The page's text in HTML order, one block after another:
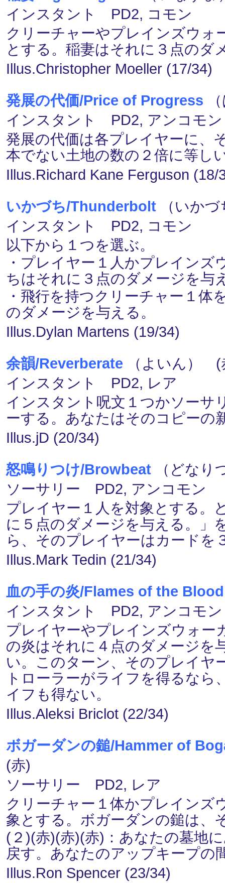
インスタント PD2, コモン
クリーチャーやプレインズウォ
とする。稲妻はそれに３点のダ
Illus.Christopher Moeller (17/34)
発展の代価/Price of Progress
インスタント PD2, アンコモン
発展の代価は各プレイヤーに、
本でない土地の数の２倍に等し
Illus.Richard Kane Ferguson (18/
いかづち/Thunderbolt （いか
インスタント PD2, コモン
以下から１つを選ぶ。
・プレイヤー１人かプレイン
ちはそれに３点のダメージを与
・飛行を持つクリーチャー１
のダメージを与える。
Illus.Dylan Martens (19/34)
余韻/Reverberate （よいん） (
インスタント PD2, レア
インスタント呪文１つかソーサ
ーする。あなたはそのコピーの
Illus.jD (20/34)
怒鳴りつけ/Browbeat （どな
ソーサリー PD2, アンコモン
プレイヤー１人を対象とする。
に５点のダメージを与える。」
ら、そのプレイヤーはカードを
Illus.Mark Tedin (21/34)
血の手の炎/Flames of the
インスタント PD2, アンコモン
プレイヤーやプレインズウォー
の炎はそれに４点のダメージを
い。このターン、そのプレイヤ
トローラーがライフを得るな
イフも得ない。
Illus.Aleksi Briclot (22/34)
ボガーダンの鎚/Hammer of
(赤)
ソーサリー PD2, レア
クリーチャー１体かプレインズ
象とする。ボガーダンの鎚は、
(２)(赤)(赤)(赤)：あなたの墓地
戻す。あなたのアップキープの
Illus.Ron Spencer (23/34)